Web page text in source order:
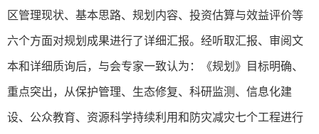
区管理现状、基本思路、规划内容、投资估算与效益评价等
六个方面对规划成果进行了详细汇报。经听取汇报、审阅文
本和详细质询后，与会专家一致认为：《规划》目标明确、
重点突出，从保护管理、生态修复、科研监测、信息化建
设、公众教育、资源科学持续利用和防灾减灾七个工程进行